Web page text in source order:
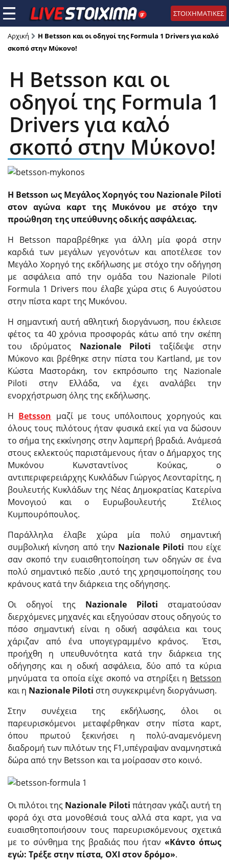
ΣΤΟΙΧΗΜΑΤΙΚΕΣ
Αρχική
Η Betsson και οι οδηγοί της Formula 1 Drivers για καλό
σκοπό στην Μύκονο!
Η Betsson και οι
οδηγοί της Formula 1
Drivers για καλό
σκοπό στην Μύκονο!
H Betsson ως Μεγάλος Χορηγός του Nazionale Piloti
στον αγώνα καρτ της Μυκόνου με στόχο την
προώθηση της υπεύθυνης οδικής ασφάλειας.
Η Betsson παραβρέθηκε για άλλη μία φορά στην
καρδιά των μεγάλων γεγονότων και αποτέλεσε τον
Μεγάλο Χορηγό της εκδήλωσης με στόχο την οδήγηση
με ασφάλεια από την ομάδα του Nazionale Piloti
Formula 1 Drivers που έλαβε χώρα στις 6 Αυγούστου
στην πίστα καρτ της Μυκόνου.
H σημαντική αυτή αθλητική διοργάνωση, που έκλεισε
φέτος τα 40 χρόνια προσφοράς κάτω από την σκέπη
του ιδρύματος Nazionale Piloti ταξίδεψε στην
Μύκονο και βρέθηκε στην πίστα του Kartland, με τον
Κώστα Μαστοράκη, τον εκπρόσωπο της Nazionale
Piloti στην Ελλάδα, να έχει αναλάβει την
ενορχήστρωση όλης της εκδήλωσης.
Η Betsson μαζί με τους υπόλοιπους χορηγούς και
όλους τους πιλότους ήταν φυσικά εκεί για να δώσουν
το σήμα της εκκίνησης στην λαμπερή βραδιά. Ανάμεσά
στους εκλεκτούς παριστάμενους ήταν ο Δήμαρχος της
Μυκόνου Κωνσταντίνος Κούκας, ο
αντιπεριφερειάρχης Κυκλάδων Γιώργος Λεονταρίτης, η
βουλευτής Κυκλάδων της Νέας Δημοκρατίας Κατερίνα
Μονογιού και ο Ευρωβουλευτής Στέλιος
Κυμπουρόπουλος.
Παράλληλα έλαβε χώρα μία πολύ σημαντική
συμβολική κίνηση από την Nazionale Piloti που είχε
σαν σκοπό την ευαισθητοποίηση των οδηγών σε ένα
πολύ σημαντικό πεδίο ,αυτό της χρησιμοποίησης του
κράνους κατά την διάρκεια της οδήγησης.
Οι οδηγοί της Nazionale Piloti σταματούσαν
διερχόμενες μηχανές και εξηγούσαν στους οδηγούς το
πόσο σημαντική είναι η οδική ασφάλεια και τους
χάριζαν από ένα υπογεγραμμένο κράνος. Έτσι,
προήχθη η υπευθυνότητα κατά την διάρκεια της
οδήγησης και η οδική ασφάλεια, δύο από τα κύρια
μηνύματα τα οποία είχε σκοπό να στηρίξει η Betsson
και η Nazionale Piloti στη συγκεκριμένη διοργάνωση.
Στην συνέχεια της εκδήλωσης, όλοι οι
παρευρισκόμενοι μεταφέρθηκαν στην πίστα καρτ,
όπου πρωτού ξεκινήσει η πολύ-αναμενόμενη
διαδρομή των πιλότων της F1,υπέγραψαν αναμνηστικά
δώρα από την Betsson και τα μοίρασαν στο κοινό.
Οι πιλότοι της Nazionale Piloti πάτησαν γκάζι αυτή τη
φορά όχι στα μονοθέσιά τους αλλά στα καρτ, για να
ευαισθητοποιήσουν τους παρευρισκόμενους σχετικά
με το σύνθημα της βραδιάς που ήταν «Κάντο όπως
εγώ: Τρέξε στην πίστα, ΟΧΙ στον δρόμο».